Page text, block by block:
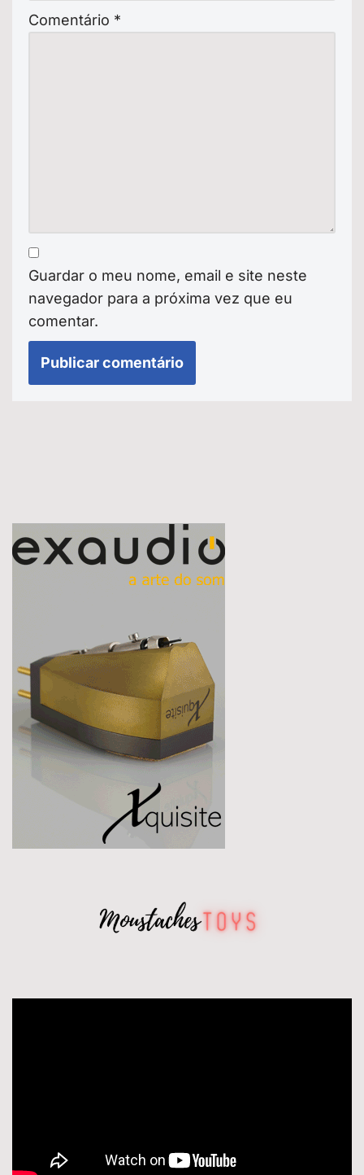
Comentário *
Guardar o meu nome, email e site neste
navegador para a próxima vez que eu
comentar.